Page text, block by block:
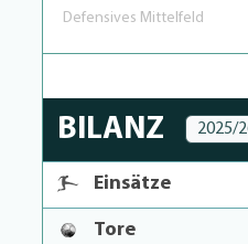
Defensives Mittelfeld
BILANZ 2025/
Einsätze
Tore